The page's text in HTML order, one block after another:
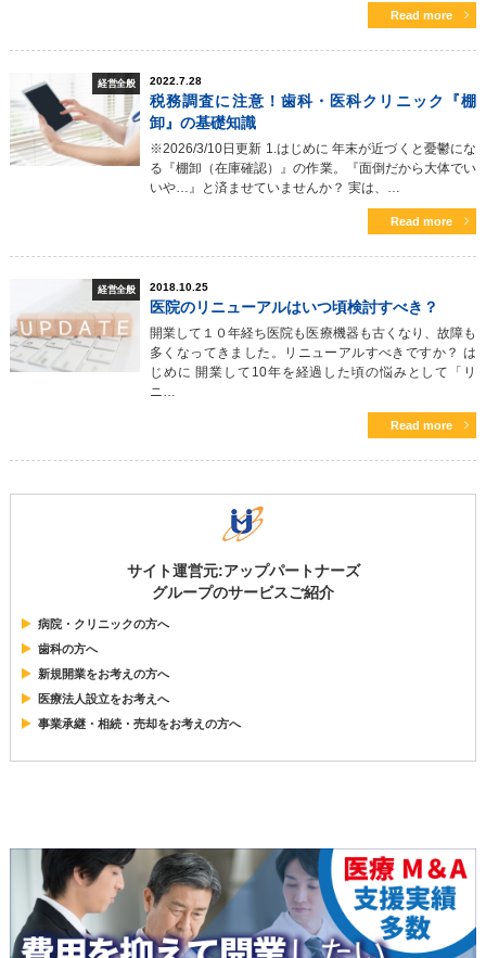
Read more
経営全般 2022.7.28
税務調査に注意！歯科・医科クリニック『棚
卸』の基礎知識
※2026/3/10日更新 1.はじめに 年末が近づくと憂鬱にな
る『棚卸（在庫確認）』の作業。『面倒だから大体でい
いや…』と済ませていませんか？ 実は、…
Read more
経営全般 2018.10.25
医院のリニューアルはいつ頃検討すべき？
開業して１０年経ち医院も医療機器も古くなり、故障も
多くなってきました。リニューアルすべきですか？ は
じめに 開業して10年を経過した頃の悩みとして「リ
ニ…
Read more
サイト運営元:アップパートナーズ
グループのサービスご紹介
病院・クリニックの方へ
歯科の方へ
新規開業をお考えの方へ
医療法人設立をお考えへ
事業承継・相続・売却をお考えの方へ